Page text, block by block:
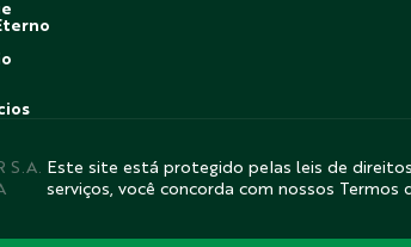
S.A. Este site está protegido pelas leis de
serviços, você concorda com nossos Termos